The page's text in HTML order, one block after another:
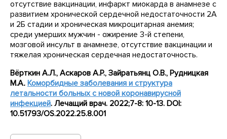
отсутствие вакцинации, инфаркт миокарда в анамнезе с
развитием хронической сердечной недостаточности 2А
и 2Б стадии и хроническая микроцитарная анемия;
среди умерших мужчин - ожирение 3-й степени,
мозговой инсульт в анамнезе, отсутствие вакцинации и
тяжелая хроническая сердечная недостаточность.
Вёрткин А.Л., Аскаров А.Р., Зайратьянц О.В., Рудницкая
М.А. Коморбидные заболевания и структура
летальности больных с новой коронавирусной
инфекцией. Лечащий врач. 2022;7-8: 10-13. DOI:
10.51793/OS.2022.25.8.001